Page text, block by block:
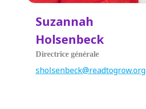
Suzannah
Holsenbeck
Directrice générale
sholsenbeck@readtogrow.org